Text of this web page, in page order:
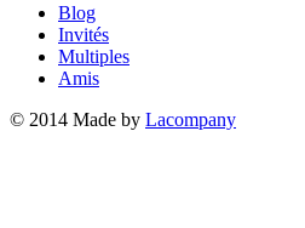
Blog
Invités
Multiples
Amis
© 2014 Made by Lacompany